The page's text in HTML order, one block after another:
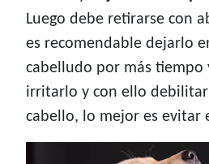
Luego debe retirarse con
es recomendable dejarlo
cabelludo por más tiempo
irritarlo y con ello
cabello, lo mejor es evitar